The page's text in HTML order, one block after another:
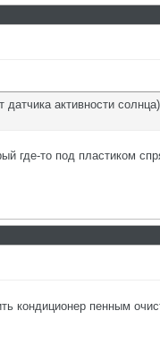
датчика активности
где-то под пластиком
кондиционер пенным